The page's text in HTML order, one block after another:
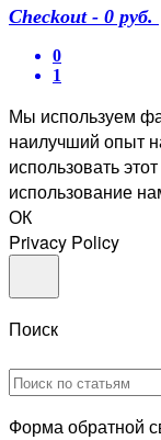
Checkout - 0 руб.
0
1
Мы используем
наилучший опыт
использовать
использование
ОК
Privacy Policy
Поиск
Форма обратной